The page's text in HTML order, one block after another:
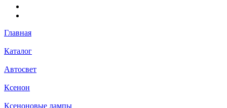
Главная
Каталог
Автосвет
Ксенон
Ксеноновые лампы